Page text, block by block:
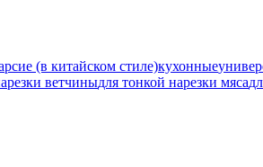
(в китайском стиле)кухонные
ветчиныдля тонкой нарезки мяса